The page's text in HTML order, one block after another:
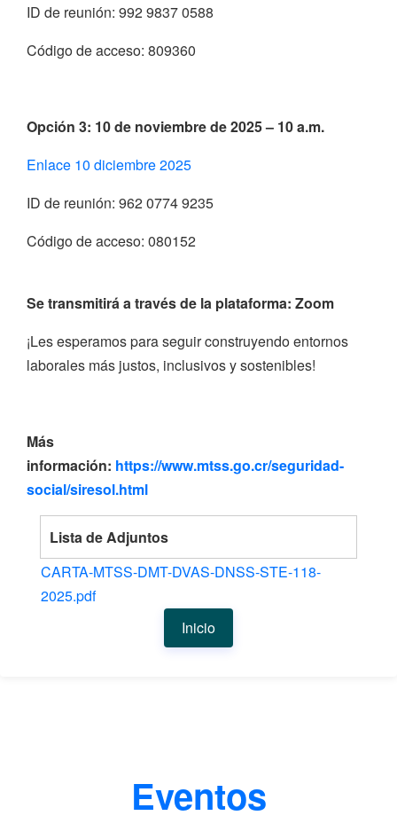
ID de reunión: 992 9837 0588
Código de acceso: 809360
Opción 3: 10 de noviembre de 2025 – 10 a.m.
Enlace 10 diciembre 2025
ID de reunión: 962 0774 9235
Código de acceso: 080152
Se transmitirá a través de la plataforma: Zoom
¡Les esperamos para seguir construyendo entornos
laborales más justos, inclusivos y sostenibles!
Más
información: https://www.mtss.go.cr/seguridad-
social/siresol.html
Lista de Adjuntos
CARTA-MTSS-DMT-DVAS-DNSS-STE-118-
2025.pdf
Inicio
Eventos